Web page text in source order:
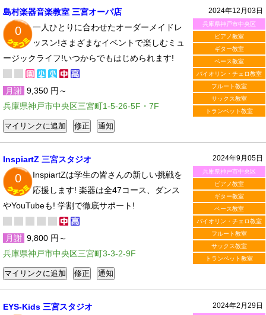
2024年12月03日
兵庫県神戸市中央区
ピアノ教室
ギター教室
ベース教室
バイオリン・チェロ教室
フルート教室
サックス教室
トランペット教室
島村楽器音楽教室 三宮オーパ店
0
一人ひとりに合わせたオーダーメイドレ
ッスン!さまざまなイベントで楽しむミュ
ージックライフ!いつからでもはじめられます!
月謝 9,350 円～
兵庫県神戸市中央区三宮町1-5-26-5F・7F
2024年9月05日
兵庫県神戸市中央区
ピアノ教室
ギター教室
ベース教室
バイオリン・チェロ教室
フルート教室
サックス教室
トランペット教室
InspiartZ 三宮スタジオ
0
InspiartZは学生の皆さんの新しい挑戦を
応援します! 楽器は全47コース、ダンス
やYouTubeも! 学割で徹底サポート!
月謝 9,800 円～
兵庫県神戸市中央区三宮町3-3-2-9F
2024年2月29日
EYS-Kids 三宮スタジオ